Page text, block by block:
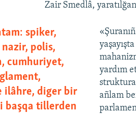
Zair Smedlâ,
spiker,
polis,
cumhuriyet,
ilâhre, diger bir
başqa tillerden
yardım
añlam